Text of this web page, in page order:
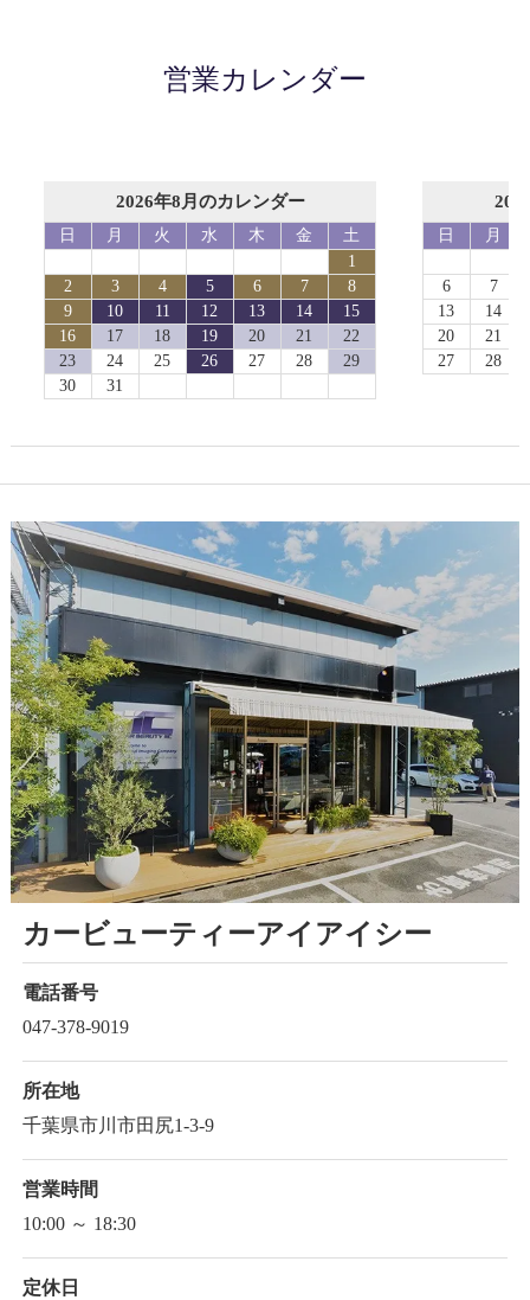
営業カレンダー
2026年8月のカレンダー
日 月 火 水 木 金
土
1
2
3 4 5 6 7
8
9
10 11 12 13 14
15
16
17 18 19 20 21
22
23
24 25 26 27 28
29
30
31
日 月
6
7
13
14
20
21
27
28
カービューティーアイアイシー
電話番号
047-378-9019
所在地
千葉県市川市田尻1-3-9
営業時間
10:00 ～ 18:30
定休日